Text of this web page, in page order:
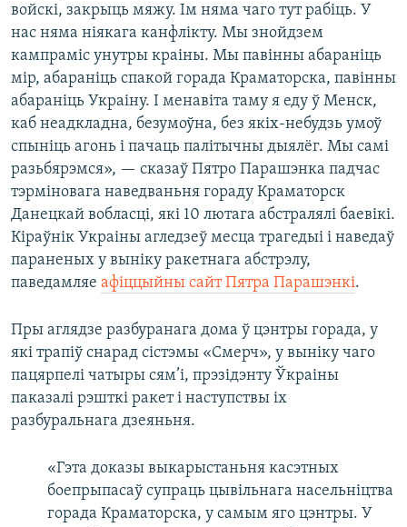
войскі, закрыць мяжу. Ім няма чаго тут рабіць. У
нас няма ніякага канфлікту. Мы знойдзем
кампраміс унутры краіны. Мы павінны абараніць
мір, абараніць спакой горада Краматорска, павінны
абараніць Украіну. І менавіта таму я еду ў Менск,
каб неадкладна, безумоўна, без якіх-небудзь умоў
спыніць агонь і пачаць палітычны дыялёг. Мы самі
разьбярэмся», — сказаў Пятро Парашэнка падчас
тэрміновага наведваньня гораду Краматорск
Данецкай вобласці, які 10 лютага абстралялі баевікі.
Кіраўнік Украіны агледзеў месца трагедыі і наведаў
параненых у выніку ракетнага абстрэлу,
паведамляе афіццыйны сайт Пятра Парашэнкі.
Пры аглядзе разбуранага дома ў цэнтры горада, у
які трапіў снарад сістэмы «Смерч», у выніку чаго
пацярпелі чатыры сям’і, прэзідэнту Ўкраіны
паказалі рэшткі ракет і наступствы іх
разбуральнага дзеяньня.
«Гэта доказы выкарыстаньня касэтных
боепрыпасаў супраць цывільнага насельніцтва
горада Краматорска, у самым яго цэнтры. У